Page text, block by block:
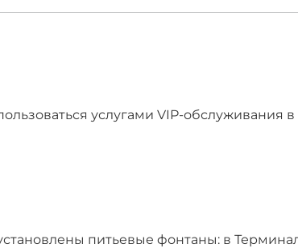
услугами VIP-обслуживания в
питьевые фонтаны: в